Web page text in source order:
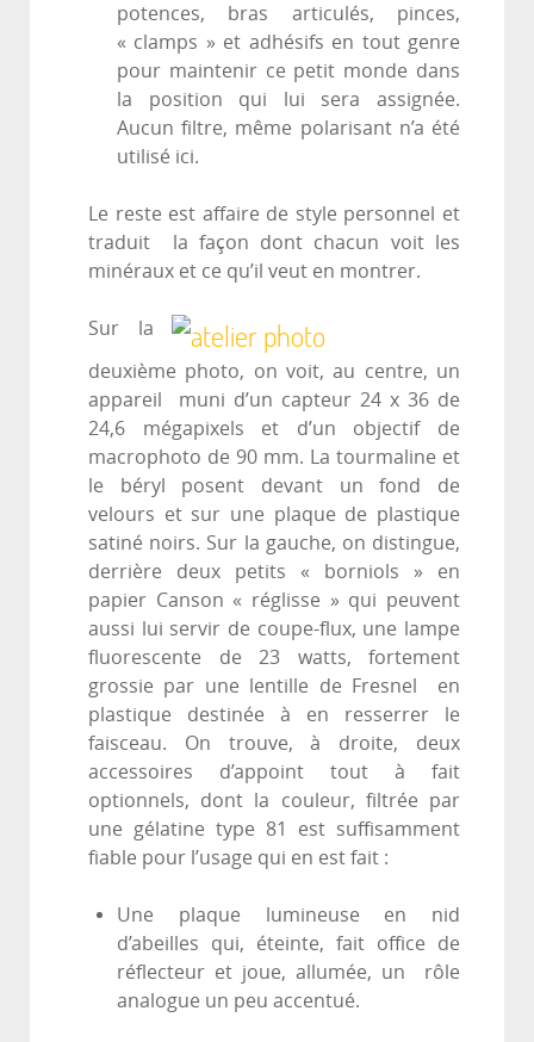
potences, bras articulés, pinces,
« clamps » et adhésifs en tout genre
pour maintenir ce petit monde dans
la position qui lui sera assignée.
Aucun filtre, même polarisant n’a été
utilisé ici.
Le reste est affaire de style personnel et
traduit la façon dont chacun voit les
minéraux et ce qu’il veut en montrer.
Sur la
deuxième photo, on voit, au centre, un
appareil muni d’un capteur 24 x 36 de
24,6 mégapixels et d’un objectif de
macrophoto de 90 mm. La tourmaline et
le béryl posent devant un fond de
velours et sur une plaque de plastique
satiné noirs. Sur la gauche, on distingue,
derrière deux petits « borniols » en
papier Canson « réglisse » qui peuvent
aussi lui servir de coupe-flux, une lampe
fluorescente de 23 watts, fortement
grossie par une lentille de Fresnel en
plastique destinée à en resserrer le
faisceau. On trouve, à droite, deux
accessoires d’appoint tout à fait
optionnels, dont la couleur, filtrée par
une gélatine type 81 est suffisamment
fiable pour l’usage qui en est fait :
Une plaque lumineuse en nid
d’abeilles qui, éteinte, fait office de
réflecteur et joue, allumée, un rôle
analogue un peu accentué.